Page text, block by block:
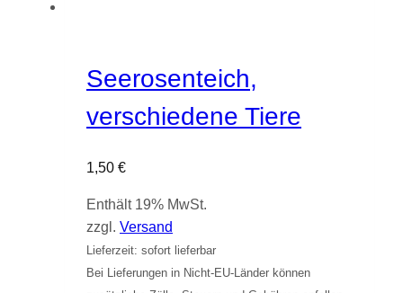
Seerosenteich,
verschiedene Tiere
1,50 €
Enthält 19% MwSt.
zzgl. Versand
Lieferzeit: sofort lieferbar
Bei Lieferungen in Nicht-EU-Länder können